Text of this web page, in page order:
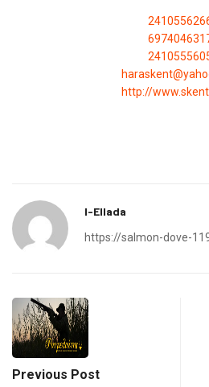
http://
I-Ellada
https://salmon-dove-
Previous Post